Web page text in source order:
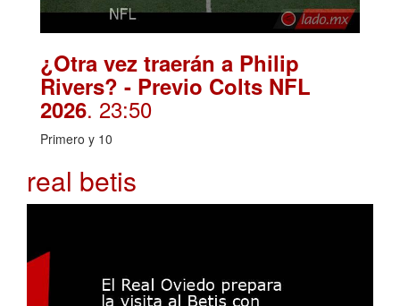
¿Otra vez traerán a Philip
Rivers? - Previo Colts NFL
2026. 23:50
Primero y 10
real betis